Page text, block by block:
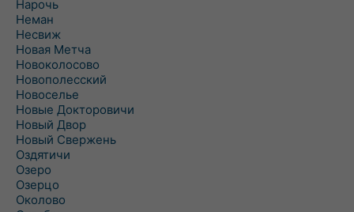
Нарочь
Неман
Несвиж
Новая Метча
Новоколосово
Новополесский
Новоселье
Новые Докторовичи
Новый Двор
Новый Свержень
Оздятичи
Озеро
Озерцо
Околово